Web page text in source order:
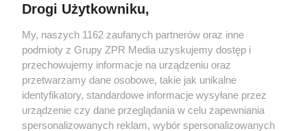
Żaden utwór zamieszczony w serwisie nie może być powielany i
rozpowszechniany lub dalej rozpowszechniany w jakikolwiek sposób (w
tym także elektroniczny lub mechaniczny) na jakimkolwiek polu
eksploatacji w jakiejkolwiek formie, włącznie z umieszczaniem w
Internecie bez pisemnej zgody właściciela praw. Jakiekolwiek użycie lub
wykorzystanie utworów w całości lub w części z naruszeniem prawa,
tzn. bez właściwej zgody, jest zabronione pod groźbą kary i może być
ścigane prawnie.
Drogi Użytkowniku,
My, naszych 1162 zaufanych partnerów oraz inne
podmioty z Grupy ZPR Media uzyskujemy dostęp i
przechowujemy informacje na urządzeniu oraz
przetwarzamy dane osobowe, takie jak unikalne
identyfikatory, standardowe informacje wysyłane przez
urządzenie czy dane przeglądania w celu zapewniania
spersonalizowanych reklam, wybór spersonalizowanych